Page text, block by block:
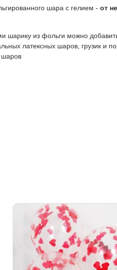
шара с гелием - от
шарику из фольги можно
латексных шаров, грузик и
шаров